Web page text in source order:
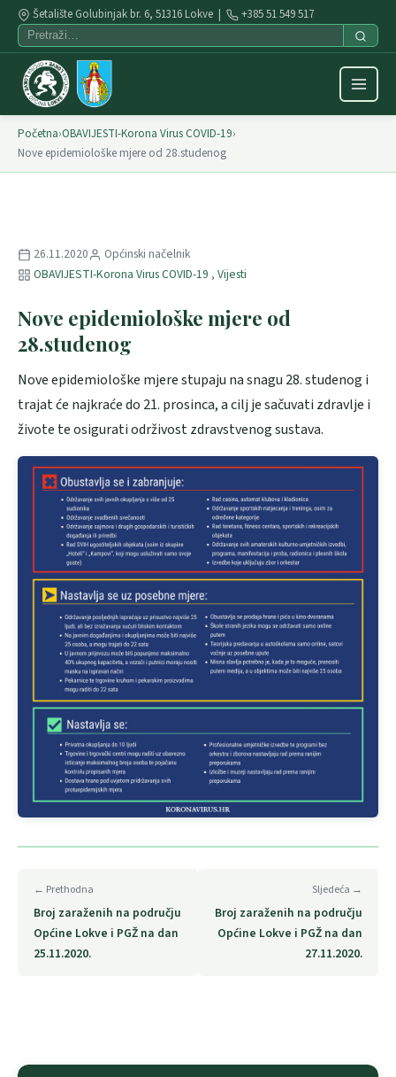
Šetalište Golubinjak br. 6, 51316 Lokve | +385 51 549 517
Početna›OBAVIJESTI-Korona Virus COVID-19›
Nove epidemiološke mjere od 28.studenog
26.11.2020
Općinski načelnik
OBAVIJESTI-Korona Virus COVID-19 , Vijesti
Nove epidemiološke mjere od
28.studenog
Nove epidemiološke mjere stupaju na snagu 28. studenog i
trajat će najkraće do 21. prosinca, a cilj je sačuvati zdravlje i
živote te osigurati održivost zdravstvenog sustava.
← Prethodna
Broj zaraženih na području
Općine Lokve i PGŽ na dan
25.11.2020.
Sljedeća →
Broj zaraženih na području
Općine Lokve i PGŽ na dan
27.11.2020.